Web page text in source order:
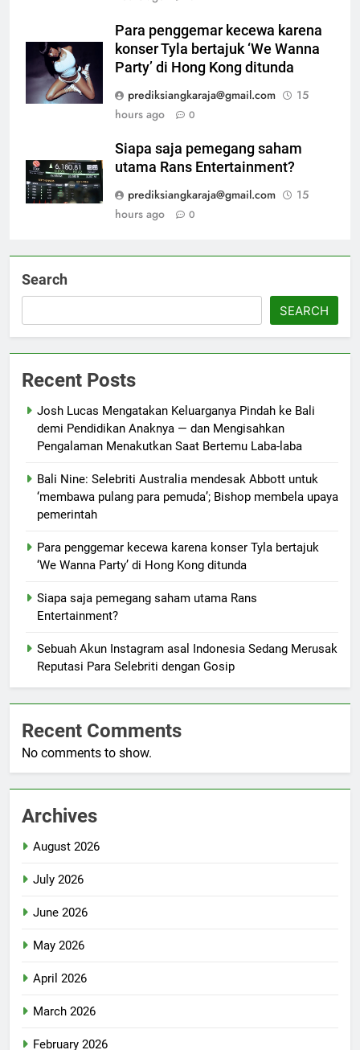
Para penggemar kecewa karena
konser Tyla bertajuk ‘We Wanna
Party’ di Hong Kong ditunda
prediksiangkaraja@gmail.com
15
hours ago
0
Siapa saja pemegang saham
utama Rans Entertainment?
prediksiangkaraja@gmail.com
15
hours ago
0
Search
SEARCH
Recent Posts
Josh Lucas Mengatakan Keluarganya Pindah ke Bali
demi Pendidikan Anaknya — dan Mengisahkan
Pengalaman Menakutkan Saat Bertemu Laba-laba
Bali Nine: Selebriti Australia mendesak Abbott untuk
‘membawa pulang para pemuda’; Bishop membela upaya
pemerintah
Para penggemar kecewa karena konser Tyla bertajuk
‘We Wanna Party’ di Hong Kong ditunda
Siapa saja pemegang saham utama Rans
Entertainment?
Sebuah Akun Instagram asal Indonesia Sedang Merusak
Reputasi Para Selebriti dengan Gosip
Recent Comments
No comments to show.
Archives
August 2026
July 2026
June 2026
May 2026
April 2026
March 2026
February 2026